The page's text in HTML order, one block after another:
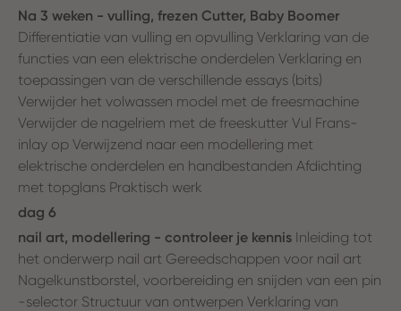
Na 3 weken - vulling, frezen Cutter, Baby Boomer
Differentiatie van vulling en opvulling Verklaring van de
functies van een elektrische onderdelen Verklaring en
toepassingen van de verschillende essays (bits)
Verwijder het volwassen model met de freesmachine
Verwijder de nagelriem met de freeskutter Vul Frans-
inlay op Verwijzend naar een modellering met
elektrische onderdelen en handbestanden Afdichting
met topglans Praktisch werk
dag 6
nail art, modellering - controleer je kennis Inleiding tot
het onderwerp nail art Gereedschappen voor nail art
Nagelkunstborstel, voorbereiding en snijden van een pin
-selector Structuur van ontwerpen Verklaring van